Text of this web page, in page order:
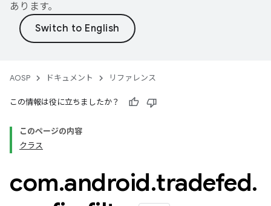
あります。
AOSP ドキュメント リファレンス
この情報は役に立ちましたか？
このページの内容
クラス
com.android.tradefed.